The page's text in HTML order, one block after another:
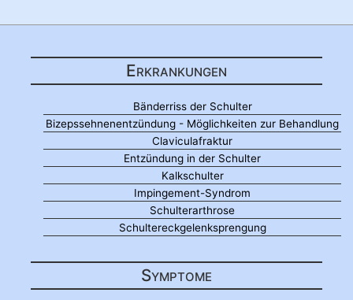
Erkrankungen
Bänderriss der Schulter
Bizepssehnenentzündung - Möglichkeiten zur Behandlung
Claviculafraktur
Entzündung in der Schulter
Kalkschulter
Impingement-Syndrom
Schulterarthrose
Schultereckgelenksprengung
Symptome